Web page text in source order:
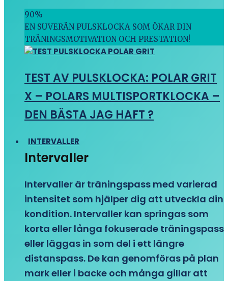
90%
EN SUVERÄN PULSKLOCKA SOM ÖKAR DIN
TRÄNINGSMOTIVATION OCH PRESTATION!
TEST AV PULSKLOCKA: POLAR GRIT
X – POLARS MULTISPORTKLOCKA –
DEN BÄSTA JAG HAFT ?
INTERVALLER
Intervaller
Intervaller är träningspass med varierad
intensitet som hjälper dig att utveckla din
kondition. Intervaller kan springas som
korta eller långa fokuserade träningspass
eller läggas in som del i ett längre
distanspass. De kan genomföras på plan
mark eller i backe och många gillar att